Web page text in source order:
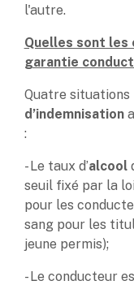
l'autre.
Quelles sont les
garantie
Quatre situations
d’indemnisation
:
- Le taux d’alcool
seuil fixé par la
pour les
sang pour les
jeune permis);
- Le conducteur